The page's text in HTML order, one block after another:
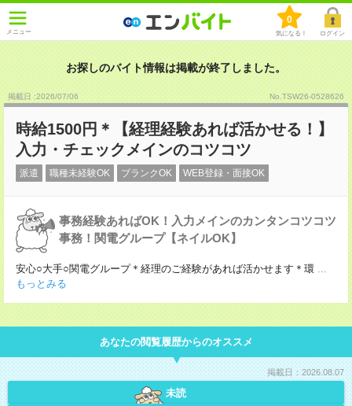
メニュー
0
気になる！ ログイン
お探しのバイト情報は掲載が終了しました。
掲載日 :2026/07/06 No.TSW26-0528626
時給1500円＊【経理経験あれば活かせる！】
入力・チェックメインのコツコツ
派遣 職種未経験OK ブランクOK WEB登録・面接OK
事務経験あればOK！入力メインのカンタンコツコツ
事務！関電グループ【ネイルOK】
安心○大手○関電グループ＊経理のご経験があれば活かせます＊環 ...
もっとみる
あなたの閲覧履歴からのオススメ
掲載日：2026.08.07
未読